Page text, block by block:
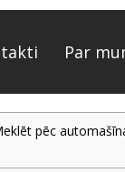
Par
pēc